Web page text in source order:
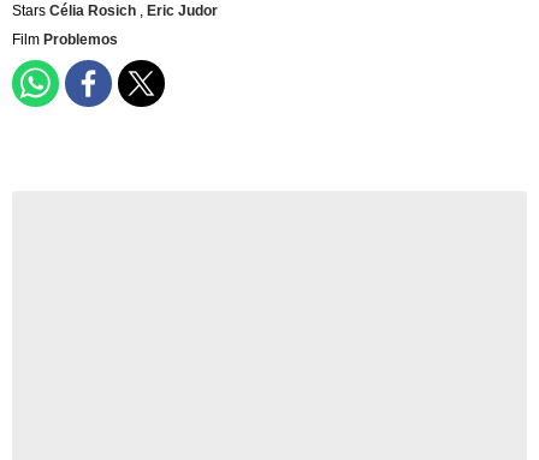
Stars Célia Rosich , Eric Judor
Film Problemos